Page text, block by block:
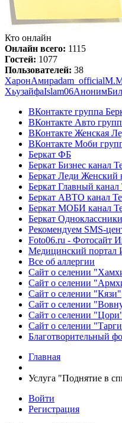
Кто онлайн
Онлайн всего: 1115
Гостей: 1077
Пользователей: 38
ХаронАмирadam_official
ХьузайфаIslam06Аноним
ВКонтакте группа
ВКонтакте Авто
ВКонтакте Женская
ВКонтакте Моби
Беркат ФБ
Беркат Бизнес канал
Беркат Леди Женский
Беркат Главный канал
Беркат АВТО канал
Беркат МОБИ канал
Беркат Одноклассники
Рекомендуем SMS-
Foto06.ru - Фотосайт
Медицинский портал
Все об аллергии
Сайт о селении
Сайт о селении
Сайт о селении "Кязи"
Сайт о селении
Сайт о селении
Сайт о селении
Благотворительный
Главная
Услуга "Поднятие в
Войти
Регистрация